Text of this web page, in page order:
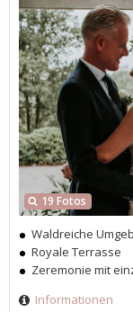
19 Fotos
Waldreiche
Royale Terrasse
Zeremonie mit
Informationen